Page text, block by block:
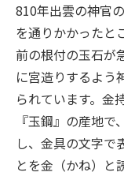
810年出雲の神官
を通りかかったと
前の根付の玉石が
に宮造りするよう
られています。金
『玉鋼』の産地
し、金具の文字で
とを金（かね）と